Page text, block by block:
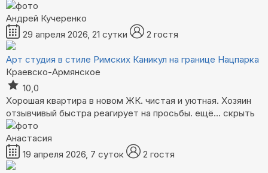
Андрей Кучеренко
29 апреля 2026, 21 сутки
2 гостя
Арт студия в стиле Римских Каникул на границе Нацпарка
Краевско-Армянское
10,0
Хорошая квартира в новом ЖК. чистая и уютная. Хозяин
отзывчивый быстра реагирует на просьбы. ещё... скрыть
Анастасия
19 апреля 2026, 7 суток
2 гостя